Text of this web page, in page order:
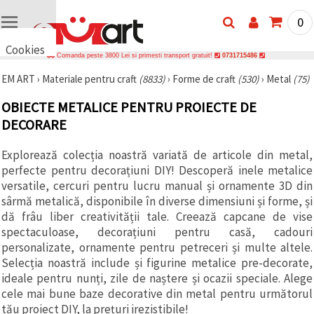
Cookies
vrem să vă
câteva
cookie -uri.
Cu toate
de cele pe
care le
cunoașteți,
suntem
siguri că
veți avea
cea mai
tare
experiență
aici,
amintindu-
vă de
preferințele
și re-
0
Comanda peste 3800 Lei si primesti transport gratuit! 0731715486
EM ART › Materiale pentru craft (8833)› Forme de craft (530)› Metal (75)
OBIECTE METALICE PENTRU PROIECTE DE
DECORARE
Explorează colecția noastră variată de articole din metal,
perfecte pentru decorațiuni DIY! Descoperă inele metalice
versatile, cercuri pentru lucru manual și ornamente 3D din
sârmă metalică, disponibile în diverse dimensiuni și forme, și
dă frâu liber creativității tale. Creează capcane de vise
spectaculoase, decorațiuni pentru casă, cadouri
personalizate, ornamente pentru petreceri și multe altele.
Selecția noastră include și figurine metalice pre-decorate,
ideale pentru nunți, zile de naștere și ocazii speciale. Alege
cele mai bune baze decorative din metal pentru următorul
tău proiect DIY, la prețuri irezistibile!